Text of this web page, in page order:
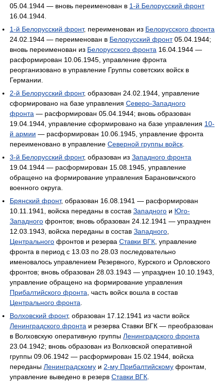
05.04.1944 — вновь переименован в 1-й Белорусский фронт
16.04.1944.
1-й Белорусский фронт, переименован из Белорусского фронта
24.02.1944 — переименован в Белорусский фронт05.04.1944;
вновь переименован из Белорусского фронта 16.04.1944 —
расформирован 10.06.1945, управление фронта
реорганизовано в управление Группы советских войск в
Германии.
2-й Белорусский фронт, образован 24.02.1944, управление
сформировано на базе управления Северо-Западного
фронта — расформирован 05.04.1944; вновь образован
19.04.1944, управление сформировано на базе управления 10-
й армии — расформирован 10.06.1945, управление фронта
переименовано в управление Северной группы войск
3-й Белорусский фронт, образован из Западного фронта
19.04.1944 — расформирован 15.08.1945, управление
обращено на формирование управления Барановичского
военного округа.
Брянский фронт, образован 16.08.1941 — расформирован
10.11.1941, войска переданы в состав Западного и Юго-
Западного фронтов; вновь образован 24.12.1941 — упразднен
12.03.1943, войска переданы в состав Западного
Центрального фронтов и резерва Ставки ВГК , управление
фронта в период с 13.03 по 28.03 последовательно
именовалось управлением Резервного, Курского и Орловского
фронтов; вновь образован 28.03.1943 — упразднен 10.10.1943,
управление обращено на формирование управления
Прибалтийского фронта , часть войск вошла в состав
Центрального фронта
Волховский фронт, образован 17.12.1941 из части войск
Ленинградского фронта и резерва Ставки ВГК — преобразован
в Волховскую оперативную группы Ленинградского фронта
23.04.1942; вновь образован из Волховской оперативной
группы 09.06.1942 — расформирован 15.02.1944, войска
переданы Ленинградскому и 2-му Прибалтийскому фронтам,
управление выведено в резерв Ставки ВГК